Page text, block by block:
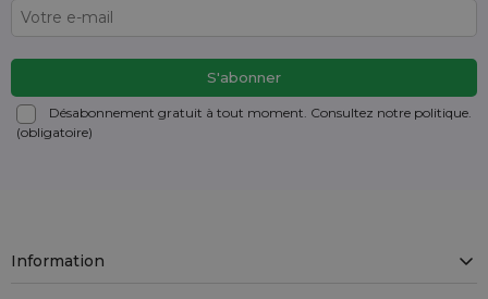
Désabonnement gratuit à tout moment. Consultez notre politique.
(obligatoire)
Information